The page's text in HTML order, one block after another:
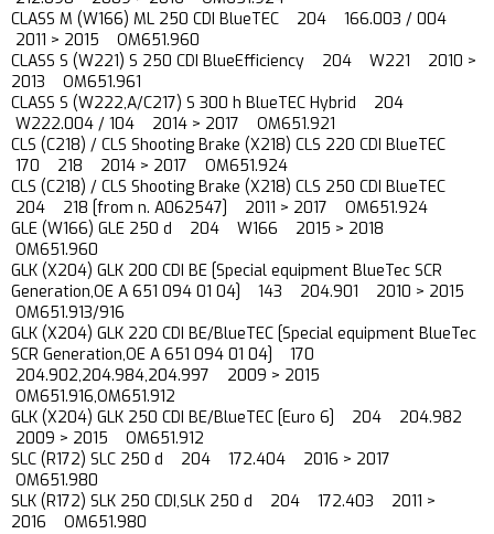
CLASS M (W166) ML 250 CDI BlueTEC 204 166.003 / 004
2011 > 2015 OM651.960
CLASS S (W221) S 250 CDI BlueEfficiency 204 W221 2010 >
2013 OM651.961
CLASS S (W222,A/C217) S 300 h BlueTEC Hybrid 204
W222.004 / 104 2014 > 2017 OM651.921
CLS (C218) / CLS Shooting Brake (X218) CLS 220 CDI BlueTEC
170 218 2014 > 2017 OM651.924
CLS (C218) / CLS Shooting Brake (X218) CLS 250 CDI BlueTEC
204 218 [from n. A062547] 2011 > 2017 OM651.924
GLE (W166) GLE 250 d 204 W166 2015 > 2018
OM651.960
GLK (X204) GLK 200 CDI BE [Special equipment BlueTec SCR
Generation,OE A 651 094 01 04] 143 204.901 2010 > 2015
OM651.913/916
GLK (X204) GLK 220 CDI BE/BlueTEC [Special equipment BlueTec
SCR Generation,OE A 651 094 01 04] 170
204.902,204.984,204.997 2009 > 2015
OM651.916,OM651.912
GLK (X204) GLK 250 CDI BE/BlueTEC [Euro 6] 204 204.982
2009 > 2015 OM651.912
SLC (R172) SLC 250 d 204 172.404 2016 > 2017
OM651.980
SLK (R172) SLK 250 CDI,SLK 250 d 204 172.403 2011 >
2016 OM651.980